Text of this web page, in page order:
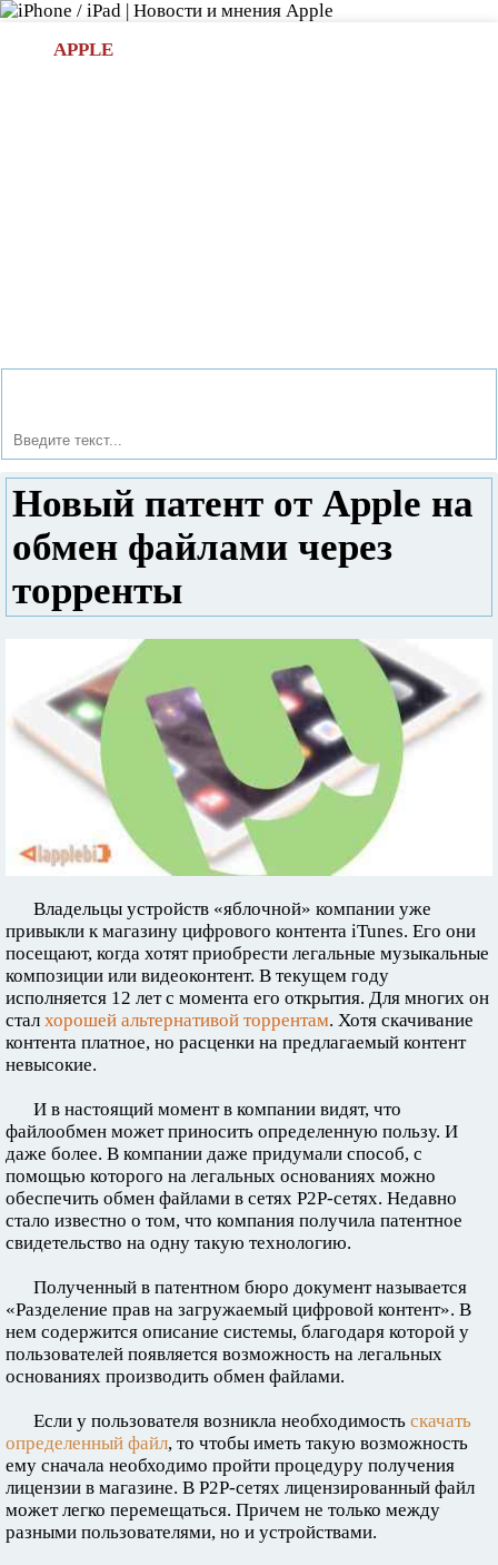
APPLE
Новый патент от Apple на
обмен файлами через
торренты
Владельцы устройств «яблочной» компании уже
привыкли к магазину цифрового контента iTunes. Его они
посещают, когда хотят приобрести легальные музыкальные
композиции или видеоконтент. В текущем году
исполняется 12 лет с момента его открытия. Для многих он
стал хорошей альтернативой торрентам. Хотя скачивание
контента платное, но расценки на предлагаемый контент
невысокие.
И в настоящий момент в компании видят, что
файлообмен может приносить определенную пользу. И
даже более. В компании даже придумали способ, с
помощью которого на легальных основаниях можно
обеспечить обмен файлами в сетях P2P-сетях. Недавно
стало известно о том, что компания получила патентное
свидетельство на одну такую технологию.
Полученный в патентном бюро документ называется
«Разделение прав на загружаемый цифровой контент». В
нем содержится описание системы, благодаря которой у
пользователей появляется возможность на легальных
основаниях производить обмен файлами.
Если у пользователя возникла необходимость скачать
определенный файл, то чтобы иметь такую возможность
ему сначала необходимо пройти процедуру получения
лицензии в магазине. В P2P-сетях лицензированный файл
может легко перемещаться. Причем не только между
разными пользователями, но и устройствами.